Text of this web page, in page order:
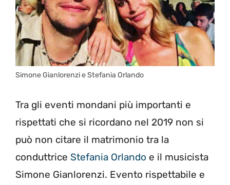
Simone Gianlorenzi e Stefania Orlando
Tra gli eventi mondani più importanti e
rispettati che si ricordano nel 2019 non si
può non citare il matrimonio tra la
conduttrice Stefania Orlando e il musicista
Simone Gianlorenzi. Evento rispettabile e